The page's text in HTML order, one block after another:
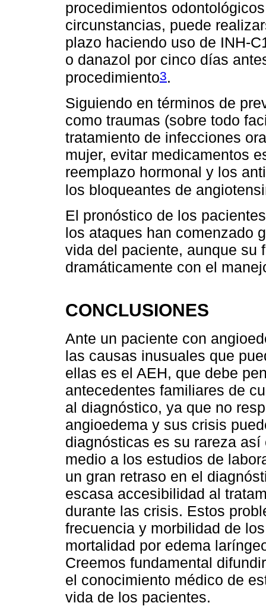
procedimientos
circunstancias, puede
plazo haciendo uso de INH-
o danazol por cinco días
procedimiento3.
Siguiendo en términos de
como traumas (sobre todo
tratamiento de infecciones
mujer, evitar medicamentos
reemplazo hormonal y los
los bloqueantes de
El pronóstico de los
los ataques han comenzado
vida del paciente, aunque su
dramáticamente con el
CONCLUSIONES
Ante un paciente con
las causas inusuales que
ellas es el AEH, que debe
antecedentes familiares de
al diagnóstico, ya que no
angioedema y sus crisis
diagnósticas es su rareza
medio a los estudios de
un gran retraso en el
escasa accesibilidad al
durante las crisis. Estos
frecuencia y morbilidad de
mortalidad por edema
Creemos fundamental
el conocimiento médico de
vida de los pacientes.